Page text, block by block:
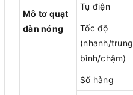
Mô tơ quạt
dàn nóng
Tụ điện
Tốc độ
(nhanh/trung
bình/chậm)
Số hàng